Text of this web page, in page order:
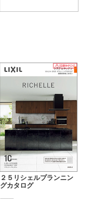
２５リシェルプランニン
グカタログ